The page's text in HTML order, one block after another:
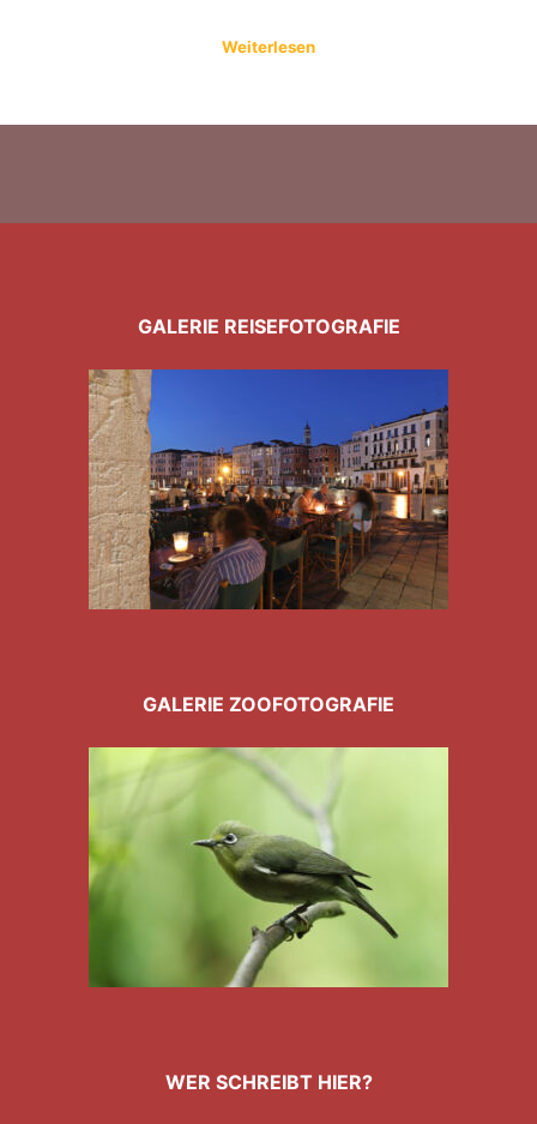
Weiterlesen
GALERIE REISEFOTOGRAFIE
GALERIE ZOOFOTOGRAFIE
WER SCHREIBT HIER?